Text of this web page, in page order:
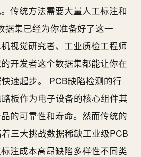
传统方法需要大量人工标注和
据集已经为你准备好了这一
视觉研究者、工业质检工程师
开发者这个数据集都能让你在
速起步。 PCB缺陷检测的行
板作为电子设备的核心组件其
的可靠性和寿命。然而传统的
三大挑战数据稀缺工业级PCB
注成本高昂缺陷多样性不同类